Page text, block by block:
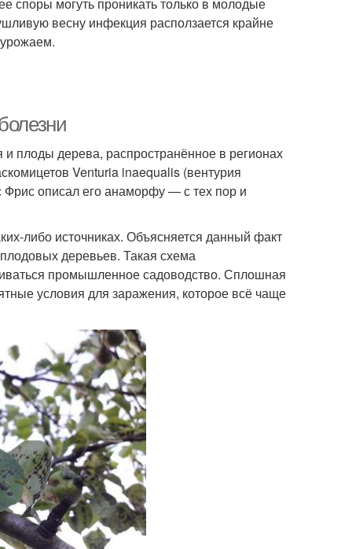
весну инфекция расползается крайне
плоды дерева, распространённое в регионах
Venturia inaequalis (вентурия
Фрис описал его анаморфу — с тех пор и
либо источниках. Объясняется данный факт
деревьев. Такая схема
промышленное садоводство. Сплошная
условия для заражения, которое всё чаще